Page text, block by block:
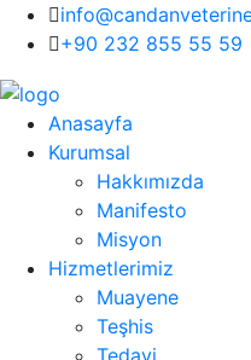
+90 232 855 55 59
Anasayfa
Kurumsal
Hakkımızda
Manifesto
Misyon
Hizmetlerimiz
Muayene
Teşhis
Tedavi